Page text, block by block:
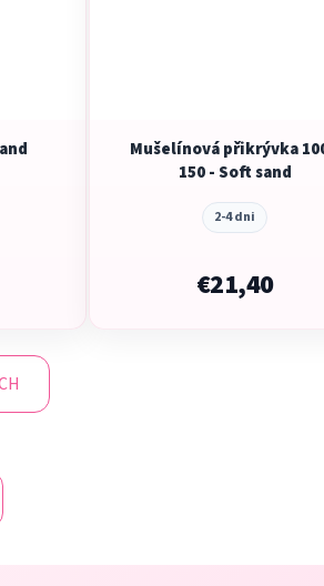
Mušelínová přikrývka
150 - Soft sand
2-4 dni
€21,40